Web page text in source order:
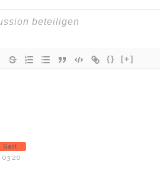
{} [+]
Gast